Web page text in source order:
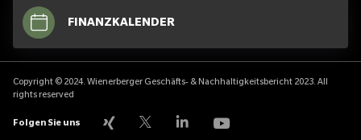
FINANZKALENDER
Copyright © 2024. Wienerberger Geschäfts- & Nachhaltigkeitsbericht 2023. All
rights reserved
Folgen Sie uns LinkedIn